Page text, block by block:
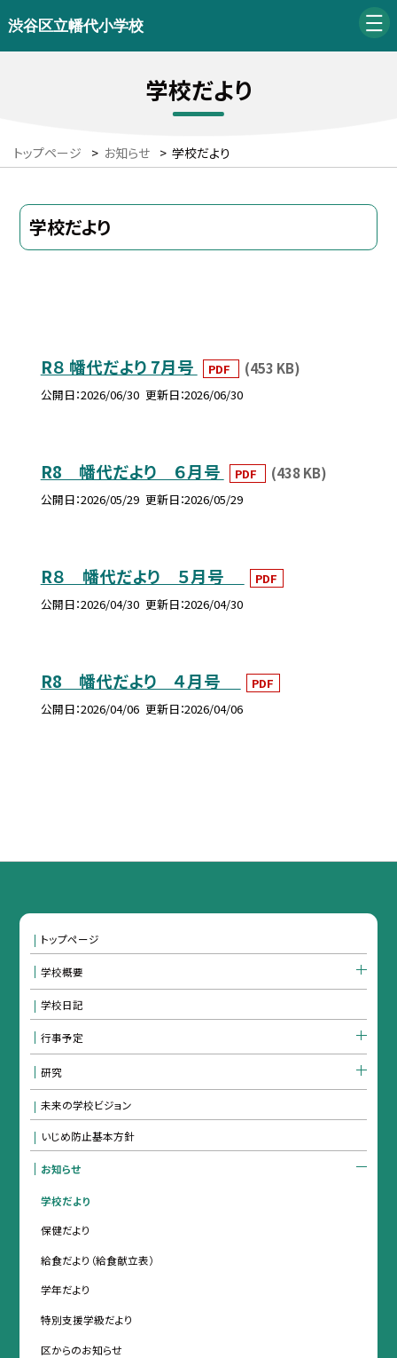
渋谷区立幡代小学校
学校だより
トップページ > お知らせ > 学校だより
学校だより
R８ 幡代だより 7月号 PDF (453 KB)
公開日 2026/06/30 更新日 2026/06/30
R8 幡代だより ６月号 PDF (438 KB)
公開日 2026/05/29 更新日 2026/05/29
R８ 幡代だより ５月号
PDF
公開日 2026/04/30 更新日 2026/04/30
R8 幡代だより ４月号
PDF
公開日 2026/04/06 更新日 2026/04/06
トップページ
学校概要
学校日記
行事予定
研究
未来の学校ビジョン
いじめ防止基本方針
お知らせ
学校だより
保健だより
給食だより（給食献立表）
学年だより
特別支援学級だより
区からのお知らせ